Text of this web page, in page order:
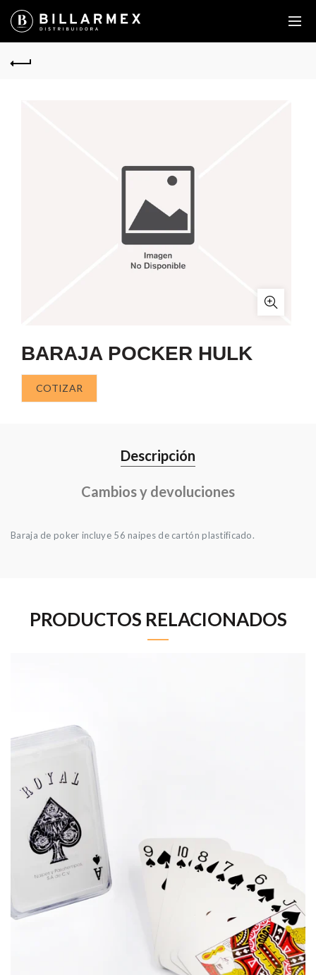
BARAJA POCKER HULK
COTIZAR
Descripción
Cambios y devoluciones
Baraja de poker incluye 56 naipes de cartón plastificado.
PRODUCTOS RELACIONADOS